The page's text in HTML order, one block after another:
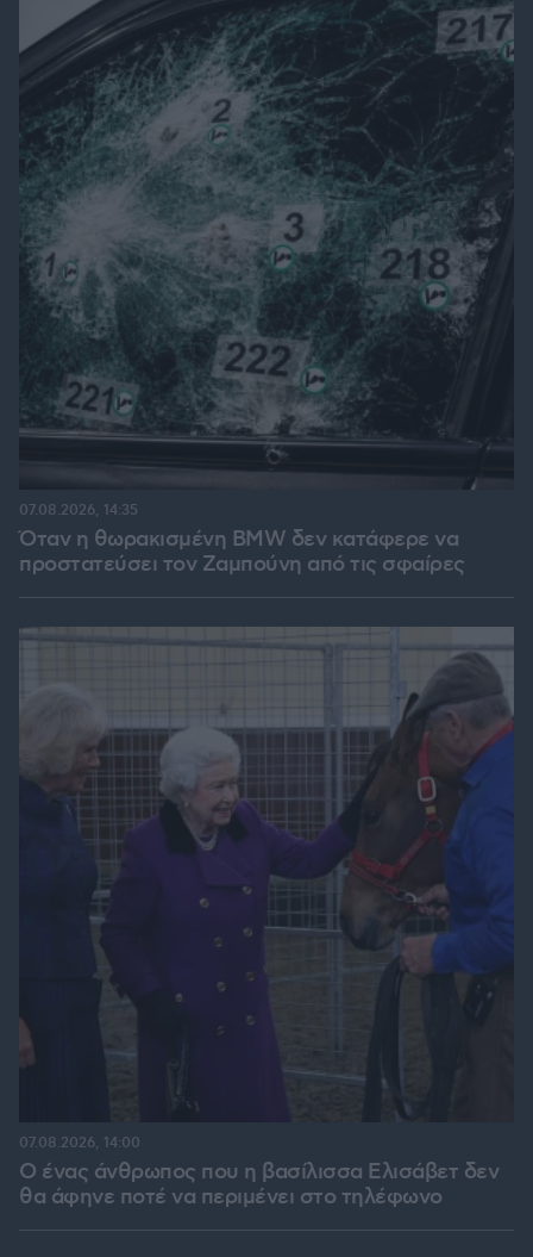
Όταν η θωρακισμένη BMW δεν κατάφερε να
προστατεύσει τον Ζαμπούνη από τις σφαίρες
07.08.2026, 14:35
Ο ένας άνθρωπος που η βασίλισσα Ελισάβετ δεν
θα άφηνε ποτέ να περιμένει στο τηλέφωνο
07.08.2026, 14:00